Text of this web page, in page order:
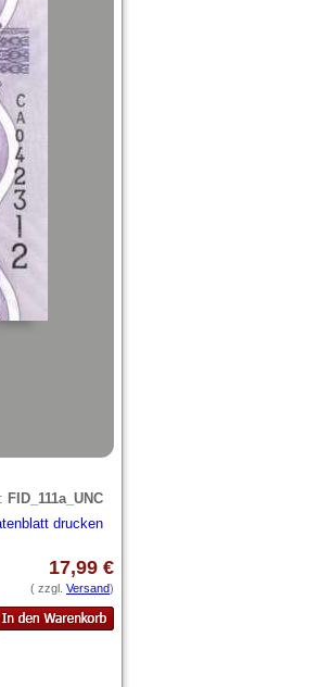
FID_111a_UNC
drucken
17,99 €
( zzgl. Versand)